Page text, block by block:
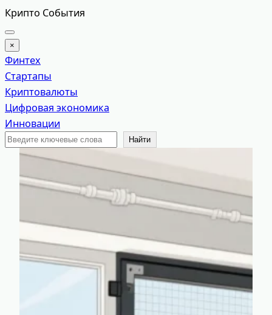
Перейти
к
содержимому
Крипто События
×
Финтех
Стартапы
Криптовалюты
Цифровая экономика
Инновации
Поиск
Найти